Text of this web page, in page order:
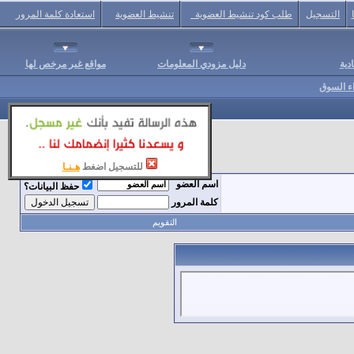
للتسجيل اضغط هـنـا
التسجيل طلب كود تنشيط العضوية تنشيط العضوية استعادة كلمة المرور
دليل مزودي المعلومات مواقع غير مرخص لها
السوق
اسم العضو
حفظ البيانات؟
كلمة المرور
التقويم